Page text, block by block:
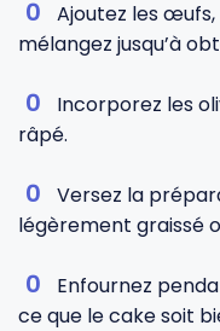
Ajoutez les œufs,
mélangez jusqu’à
Incorporez les
râpé.
Versez la
légèrement graissé
Enfournez
ce que le cake soit